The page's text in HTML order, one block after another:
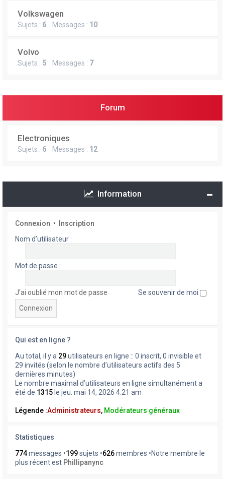
Volkswagen
Sujets : 6 Messages : 10
Volvo
Sujets : 5 Messages : 7
Forum
Electroniques
Sujets : 6 Messages : 12
Information
Connexion •
Inscription
Nom d’utilisateur :
Mot de passe :
J’ai oublié mon mot de passe Se souvenir de moi
Qui est en ligne ?
Au total, il y a 29utilisateurs en ligne :: 0 inscrit, 0 invisible et
29 invités (selon le nombre d’utilisateurs actifs des 5
dernières minutes)
Le nombre maximal d’utilisateurs en ligne simultanément a
été de 1315 le jeu. mai 14, 2026 4:21 am
Légende :Administrateurs, Modérateurs généraux
Statistiques
774messages •199sujets •626membres •Notre membre le
plus récent est Phillipanync